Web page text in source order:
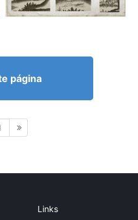
página
Links